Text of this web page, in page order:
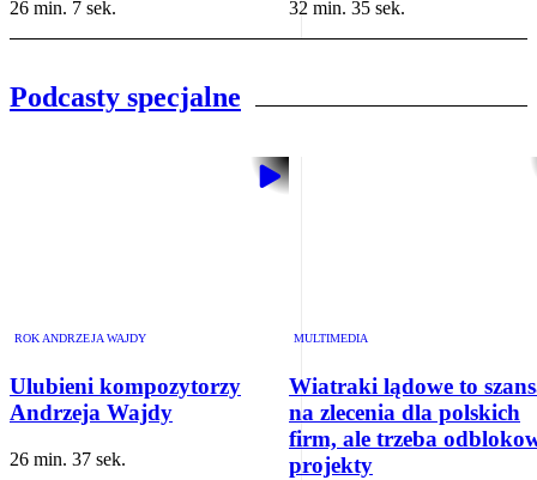
26 min. 7 sek. 32 min. 35 sek.
Podcasty specjalne
ROK ANDRZEJA WAJDY
Ulubieni kompozytorzy
Andrzeja Wajdy
26 min. 37 sek.
MULTIMEDIA
Wiatraki lądowe to
na zlecenia dla polskich
firm, ale trzeba
projekty